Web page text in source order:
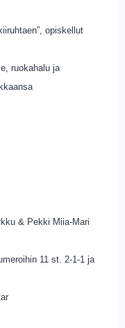
opiskellut
ruokahalu ja
& Pekki Miia-Mari
11 st. 2-1-1 ja